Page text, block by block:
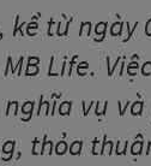
từ ngày
Life.
vụ
thỏa